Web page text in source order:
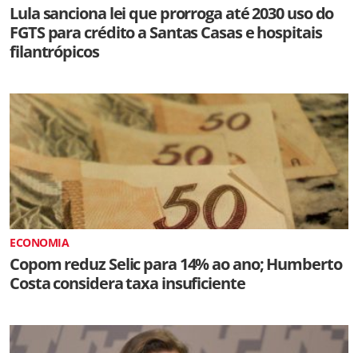
Lula sanciona lei que prorroga até 2030 uso do
FGTS para crédito a Santas Casas e hospitais
filantrópicos
ECONOMIA
Copom reduz Selic para 14% ao ano; Humberto
Costa considera taxa insuficiente